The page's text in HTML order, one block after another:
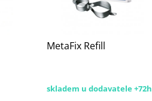
MetaFix Refill
skladem u dodavatele +72h